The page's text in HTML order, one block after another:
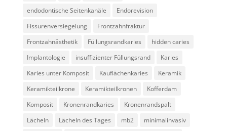
endodontische Seitenkanäle
Endorevision
Fissurenversiegelung
Frontzahnfraktur
Frontzahnästhetik
Füllungsrandkaries
hidden caries
Implantologie
insuffizienter Füllungsrand
Karies
Karies unter Komposit
Kauflächenkaries
Keramik
Keramikteilkrone
Keramikteilkronen
Kofferdam
Komposit
Kronenrandkaries
Kronenrandspalt
Lächeln
Lächeln des Tages mb2
minimalinvasiv